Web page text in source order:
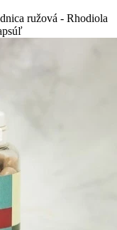
ružová - Rhodiola